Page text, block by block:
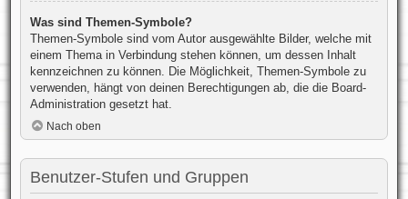
Was sind Themen-Symbole?
Themen-Symbole sind vom Autor ausgewählte Bilder, welche mit
einem Thema in Verbindung stehen können, um dessen Inhalt
kennzeichnen zu können. Die Möglichkeit, Themen-Symbole zu
verwenden, hängt von deinen Berechtigungen ab, die die Board-
Administration gesetzt hat.
Nach oben
Benutzer-Stufen und Gruppen